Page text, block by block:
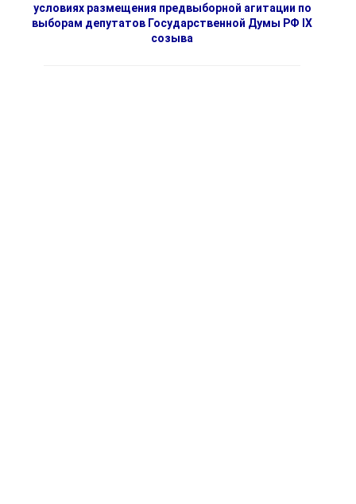
условиях размещения предвыборной агитации по
выборам депутатов Государственной Думы РФ IX
созыва